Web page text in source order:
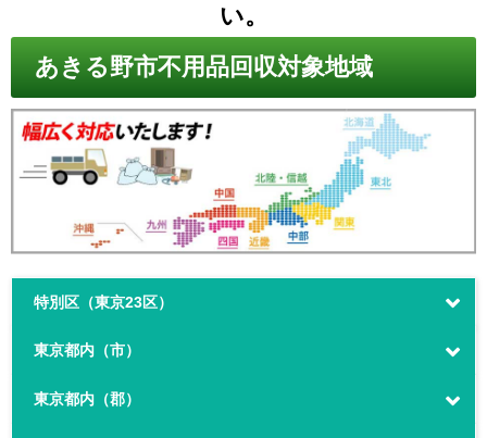
い。
あきる野市不用品回収対象地域
特別区（東京23区）
東京都内（市）
東京都内（郡）